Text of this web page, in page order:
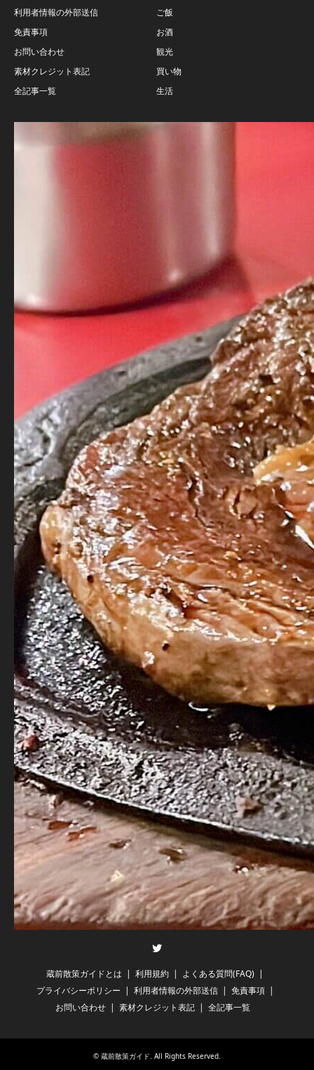
利用者情報の外部送信
免責事項
お問い合わせ
素材クレジット表記
全記事一覧
ご飯
お酒
観光
買い物
生活
蔵前散策ガイドとは 利用規約
よくある質問(FAQ)
プライバシーポリシー
利用者情報の外部送信
免責事項
お問い合わせ
素材クレジット表記 全記事一覧
© 蔵前散策ガイド . All Rights Reserved.